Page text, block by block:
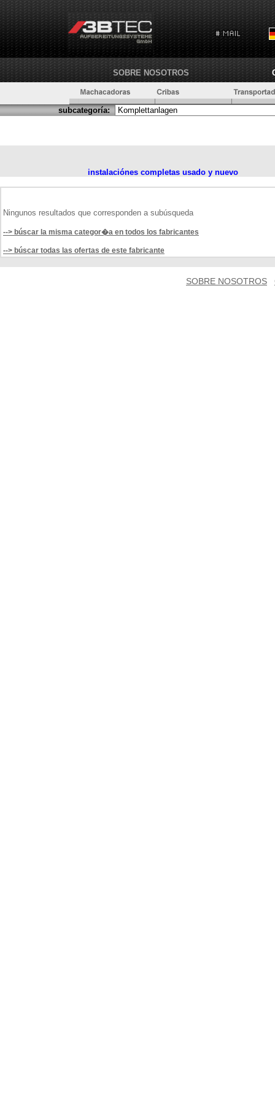
SOBRE NOSOTROS
subcategoría:
instalaciónes completas usado y nuevo
Ningunos resultados que corresponden a subúsqueda
--> búscar la misma categor�a en todos los fabricantes
--> búscar todas las ofertas de este fabricante
SOBRE NOSOTROS